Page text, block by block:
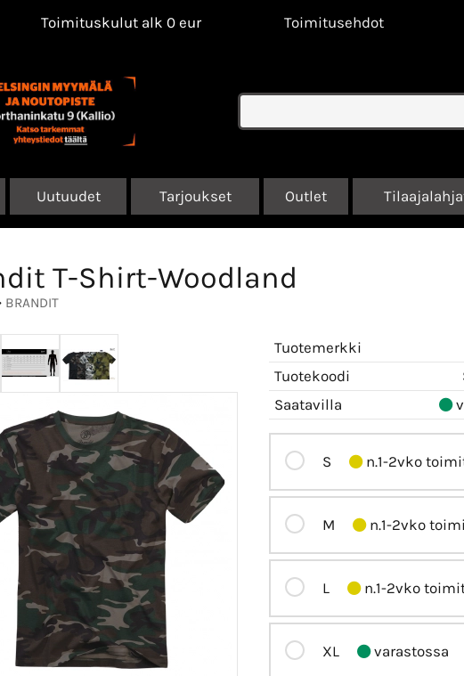
Toimituskulut alk 0 eur Toimitusehdot
Uutuudet Tarjoukset Outlet
T-Shirt-Woodland
BRANDIT
Tuotemerkki
Tuotekoodi
Saatavilla
S n.1-2vko
M n.1-2vko
L n.1-2vko
XL varastossa